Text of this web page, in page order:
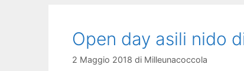
Open day asili nido
2 Maggio 2018 di Milleunacoccola